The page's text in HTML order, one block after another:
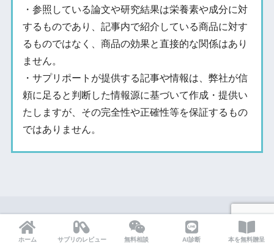
・参照している論文や研究結果は栄養素や成分に対
するものであり、記事内で紹介している商品に対す
るものではなく、商品の効果と直接的な関係はあり
ません。
・サプリポートが提供する記事や情報は、弊社が信
頼に足ると判断した情報源に基づいて作成・提供い
たしますが、その完全性や正確性等を保証するもの
ではありません。
ホーム サプリのレビュー 無料相談 AI診断 本を無料贈呈